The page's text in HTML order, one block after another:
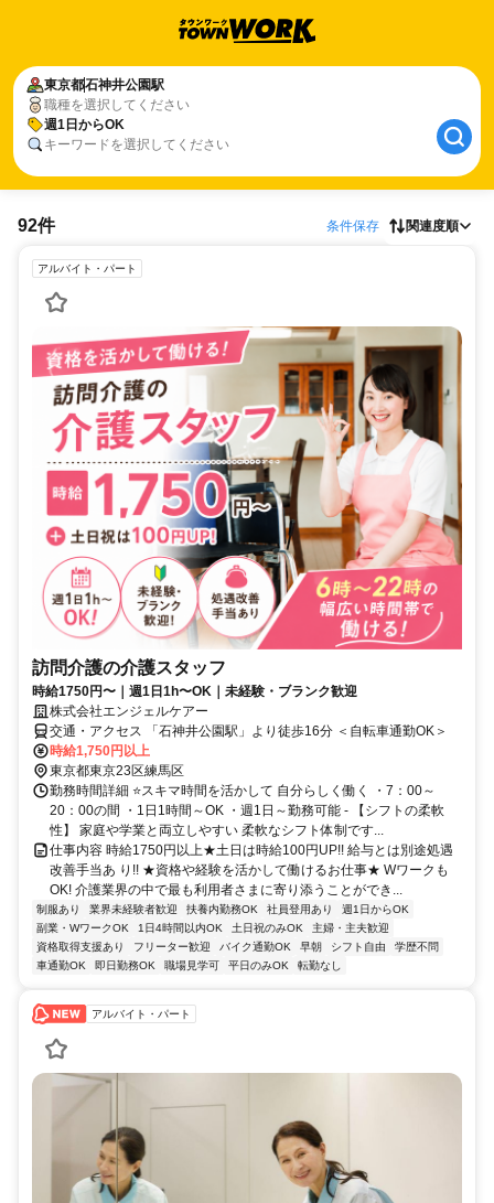
東京都石神井公園駅
職種を選択してください
週1日からOK
キーワードを選択してください
92件 条件保存 関連度順
アルバイト・パート
訪問介護の介護スタッフ
時給1750円〜｜週1日1h〜OK｜未経験・ブランク歓迎
株式会社エンジェルケアー
交通・アクセス 「石神井公園駅」より徒歩16分 ＜自転車通勤OK＞
時給1,750円以上
東京都東京23区練馬区
勤務時間詳細 ⭐スキマ時間を活かして 自分らしく働く ・7：00～
20：00の間 ・1日1時間～OK ・週1日～勤務可能 - 【シフトの柔軟
性】 家庭や学業と両立しやすい 柔軟なシフト体制です...
仕事内容 時給1750円以上★土日は時給100円UP!! 給与とは別途処遇
改善手当あ り!! ★資格や経験を活かして働けるお仕事★ Wワークも
OK! 介護業界の中で最も利用者さまに寄り添うことができ...
制服あり 業界未経験者歓迎 扶養内勤務OK 社員登用あり
週1日からOK
副業・WワークOK
1日4時間以内OK 土日祝のみOK
主婦・主夫歓迎
資格取得支援あり
フリーター歓迎 バイク通勤OK 早朝 シフト自由
学歴不問
車通勤OK
即日勤務OK 職場見学可 平日のみOK 転勤なし
アルバイト・パート